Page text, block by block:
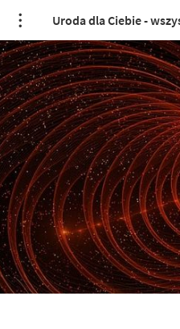
Uroda dla Ciebie -